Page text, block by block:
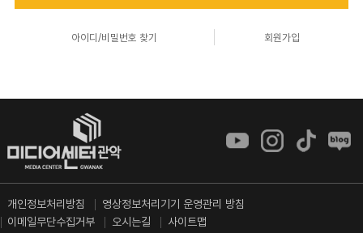
아이디/비밀번호 찾기 회원가입
개인정보처리방침
영상정보처리기기 운영관리 방침
이메일무단수집거부
오시는길 사이트맵